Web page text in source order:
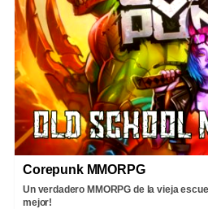
Corepunk MMORPG
Un verdadero MMORPG de la vieja
mejor!